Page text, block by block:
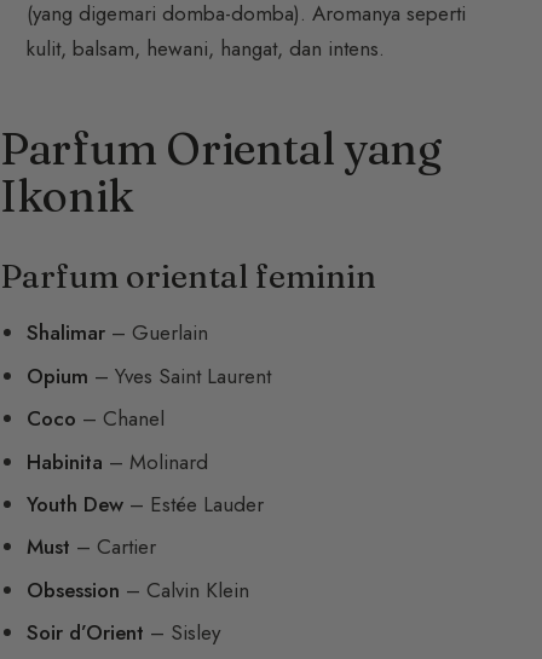
(yang digemari domba-domba). Aromanya seperti
kulit, balsam, hewani, hangat, dan intens.
Parfum Oriental yang
Ikonik
Parfum oriental feminin
Shalimar – Guerlain
Opium – Yves Saint Laurent
Coco – Chanel
Habinita – Molinard
Youth Dew – Estée Lauder
Must – Cartier
Obsession – Calvin Klein
Soir d’Orient – Sisley